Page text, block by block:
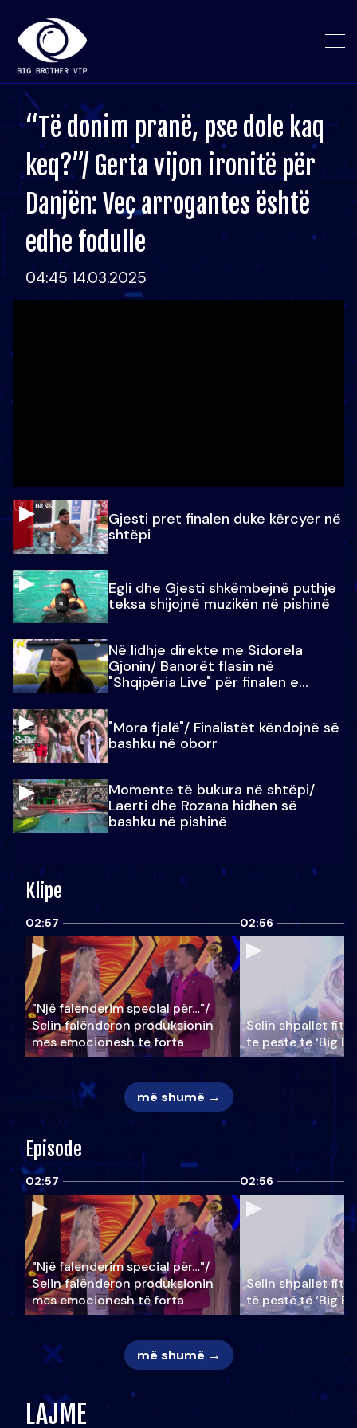
“Të donim pranë, pse dole kaq
keq?”/ Gerta vijon ironitë për
Danjën: Veç arrogantes është
edhe fodulle
04:45 14.03.2025
Gjesti pret finalen duke kërcyer në
shtëpi
Egli dhe Gjesti shkëmbejnë puthje
teksa shijojnë muzikën në pishinë
Në lidhje direkte me Sidorela
Gjonin/ Banorët flasin në
"Shqipëria Live" për finalen e
"Mora fjalë"/ Finalistët këndojnë së
bashku në oborr
Momente të bukura në shtëpi/
Laerti dhe Rozana hidhen së
bashku në pishinë
Klipe
02:57
"Një falenderim special për…"/
Selin falënderon produksionin
mes emocionesh të forta
02:56
Selin shpallet
të pestë të ‘Big
më shumë →
Episode
02:57
"Një falenderim special për…"/
Selin falënderon produksionin
mes emocionesh të forta
02:56
Selin shpallet
të pestë të ‘Big
më shumë →
LAJME